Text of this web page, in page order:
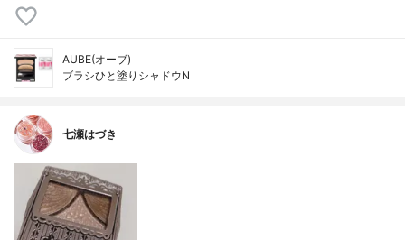
AUBE(オーブ)
ブラシひと塗りシャドウN
七瀬はづき